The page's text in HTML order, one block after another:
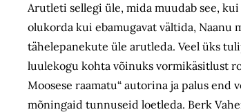
Arutleti sellegi üle, mida muudab see,
olukorda kui ebamugavat vältida, Naanu
tähelepanekute üle arutleda. Veel üks
luulekogu kohta võinuks vormikäsitlust
Moosese raamatu“ autorina ja palus
mõningaid tunnuseid loetleda. Berk